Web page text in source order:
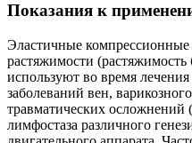
Показания к
Эластичные
растяжимости
используют во время
заболеваний вен,
травматических осложнений
лимфостаза различного